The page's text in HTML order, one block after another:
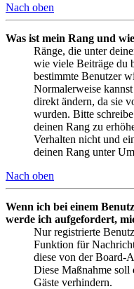
Nach oben
Was ist mein Rang und
Ränge, die unter
wie viele Beiträge du
bestimmte Benutzer
Normalerweise
direkt ändern, da sie
wurden. Bitte
deinen Rang zu
Verhalten nicht und
deinen Rang unter
Nach oben
Wenn ich bei einem
werde ich aufgefordert,
Nur registrierte
Funktion für
diese von der Board-
Diese Maßnahme soll
Gäste verhindern.